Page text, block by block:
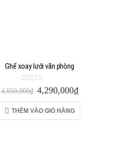
Ghế xoay lưới văn phòng
out of 5
4,950,000₫ Giá
là:
4,290,000₫Giá
THÊM VÀO GIỎ HÀNG